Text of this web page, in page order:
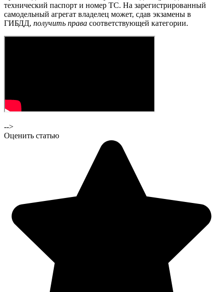
технический паспорт и номер ТС. На зарегистрированный
самодельный агрегат владелец может, сдав экзамены в
ГИБДД, получить права соответствующей категории.
-->
Оценить статью